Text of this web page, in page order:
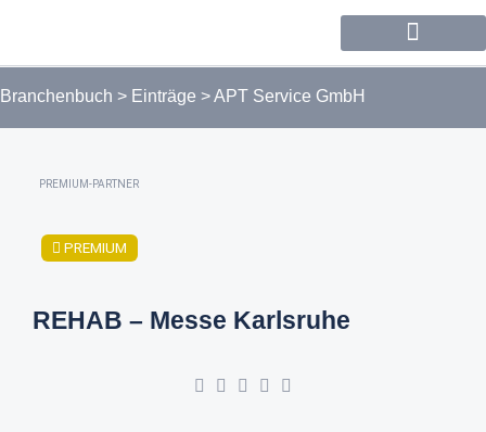
Branchenbuch > Einträge >APT Service GmbH
PREMIUM-PARTNER
PREMIUM
REHAB – Messe Karlsruhe